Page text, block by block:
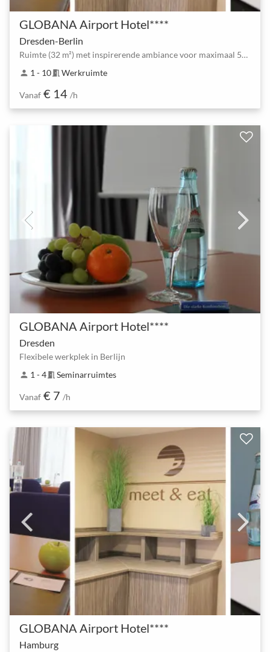
GLOBANA Airport Hotel****
Dresden-Berlin
Ruimte (32 m²) met inspirerende ambiance voor maximaal 50 gasten in Neuss
person 1 - 10meeting_room Werkruimte
Vanaf € 14 /h
GLOBANA Airport Hotel****
Dresden
Flexibele werkplek in Berlijn
person 1 - 4meeting_room Seminarruimtes
Vanaf € 7 /h
GLOBANA Airport Hotel****
Hamburg